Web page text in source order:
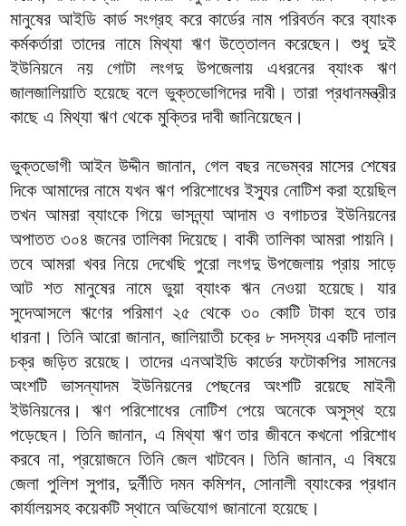
মানুষের আইডি কার্ড সংগ্রহ করে কার্ডের নাম পরিবর্তন করে ব্যাংক
কর্মকর্তারা তাদের নামে মিথ্যা ঋণ উত্তোলন করেছেন। শুধু দুই
ইউনিয়নে নয় গোটা লংগদু উপজেলায় এধরনের ব্যাংক ঋণ
জালজালিয়াতি হয়েছে বলে ভুক্তভোগিদের দাবী। তারা প্রধানমন্ত্রীর
কাছে এ মিথ্যা ঋণ থেকে মুক্তির দাবী জানিয়েছেন।
ভুক্তভোগী আইন উদ্দীন জানান, গেল বছর নভেম্বর মাসের শেষের
দিকে আমাদের নামে যখন ঋণ পরিশোধের ইস্যুর নোটিশ করা হয়েছিল
তখন আমরা ব্যাংকে গিয়ে ভাসন্ন্যা আদাম ও বগাচতর ইউনিয়নের
অপাতত ৩০৪ জনের তালিকা দিয়েছে। বাকী তালিকা আমরা পায়নি।
তবে আমরা খবর নিয়ে দেখেছি পুরো লংগদু উপজেলায় প্রায় সাড়ে
আট শত মানুষের নামে ভুয়া ব্যাংক ঋন নেওয়া হয়েছে। যার
সুদেআসলে ঋণের পরিমাণ ২৫ থেকে ৩০ কোটি টাকা হবে তার
ধারনা। তিনি আরো জানান, জালিয়াতী চক্রে ৮ সদস্যর একটি দালাল
চক্র জড়িত রয়েছে। তাদের এনআইডি কার্ডের ফটোকপির সামনের
অংশটি ভাসন্যাদম ইউনিয়নের পেছনের অংশটি রয়েছে মাইনী
ইউনিয়নের। ঋণ পরিশোধের নোটিশ পেয়ে অনেকে অসুস্থ হয়ে
পড়েছেন। তিনি জানান, এ মিথ্যা ঋণ তার জীবনে কখনো পরিশোধ
করবে না, প্রয়োজনে তিনি জেল খাটবেন। তিনি জানান, এ বিষয়ে
জেলা পুলিশ সুপার, দুর্নীতি দমন কমিশন, সোনালী ব্যাংকের প্রধান
কার্যালয়সহ কয়েকটি স্থানে অভিযোগ জানানো হয়েছে।